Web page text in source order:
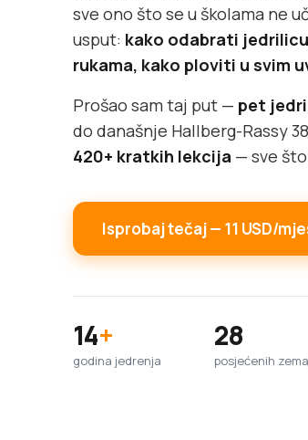
sve ono što se u školama ne
usput: kako odabrati
rukama, kako ploviti u svim
Prošao sam taj put — pet
do današnje Hallberg-Rassy
420+ kratkih lekcija — sve
Isprobaj tečaj — 11 USD/
14+
godina jedrenja
28
posjećenih